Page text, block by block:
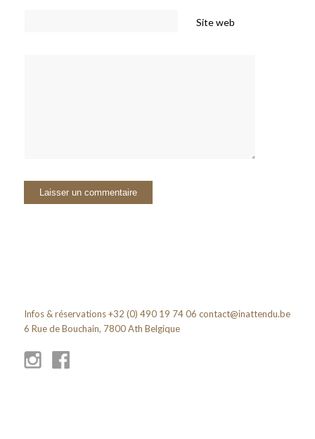
Site web
Infos & réservations +32 (0) 490 19 74 06 contact@inattendu.be
6 Rue de Bouchain, 7800 Ath Belgique